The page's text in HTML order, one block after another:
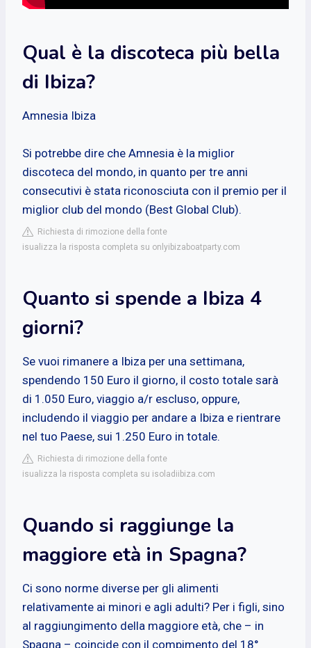
Qual è la discoteca più bella
di Ibiza?
Amnesia Ibiza
Si potrebbe dire che Amnesia è la miglior
discoteca del mondo, in quanto per tre anni
consecutivi è stata riconosciuta con il premio per il
miglior club del mondo (Best Global Club).
Richiesta di rimozione della fonte
isualizza la risposta completa su onlyibizaboatparty.com
Quanto si spende a Ibiza 4
giorni?
Se vuoi rimanere a Ibiza per una settimana,
spendendo 150 Euro il giorno, il costo totale sarà
di 1.050 Euro, viaggio a/r escluso, oppure,
includendo il viaggio per andare a Ibiza e rientrare
nel tuo Paese, sui 1.250 Euro in totale.
Richiesta di rimozione della fonte
isualizza la risposta completa su isoladiibiza.com
Quando si raggiunge la
maggiore età in Spagna?
Ci sono norme diverse per gli alimenti
relativamente ai minori e agli adulti? Per i figli, sino
al raggiungimento della maggiore età, che – in
Spagna – coincide con il compimento del 18°